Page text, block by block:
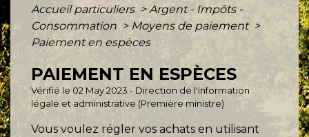
Accueil particuliers > Argent - Impôts -
Consommation > Moyens de paiement >
Paiement en espèces
PAIEMENT EN ESPÈCES
Vérifié le 02 May 2023 - Direction de l'information
légale et administrative (Première ministre)
Vous voulez régler vos achats en utilisant